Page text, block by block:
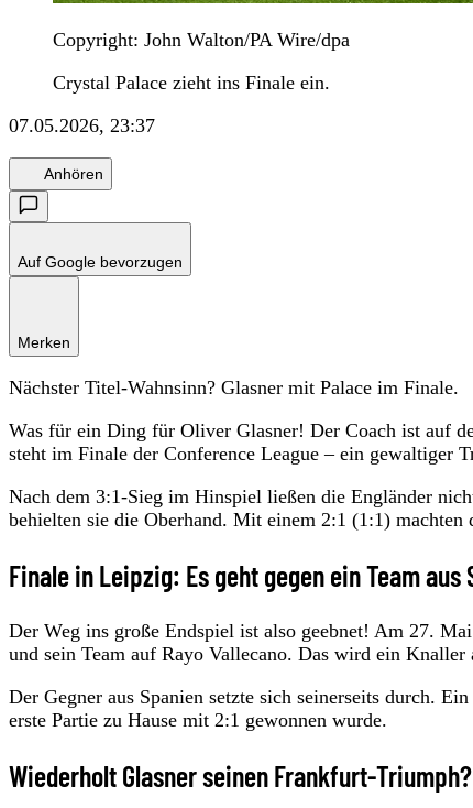
Copyright: John Walton/PA Wire/dpa
Crystal Palace zieht ins Finale ein.
07.05.2026, 23:37
Anhören
Auf Google bevorzugen
Merken
Nächster Titel-Wahnsinn? Glasner mit Palace im Finale.
Was für ein Ding für Oliver Glasner! Der Coach ist auf
steht im Finale der Conference League – ein gewaltiger
Nach dem 3:1-Sieg im Hinspiel ließen die Engländer
behielten sie die Oberhand. Mit einem 2:1 (1:1)
Finale in Leipzig: Es geht gegen ein Team aus
Der Weg ins große Endspiel ist also geebnet! Am 27.
und sein Team auf Rayo Vallecano. Das wird ein Knaller
Der Gegner aus Spanien setzte sich seinerseits durch.
erste Partie zu Hause mit 2:1 gewonnen wurde.
Wiederholt Glasner seinen Frankfurt-Triumph?